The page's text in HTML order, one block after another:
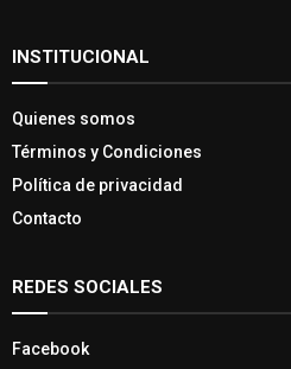
INSTITUCIONAL
Quienes somos
Términos y Condiciones
Política de privacidad
Contacto
REDES SOCIALES
Facebook